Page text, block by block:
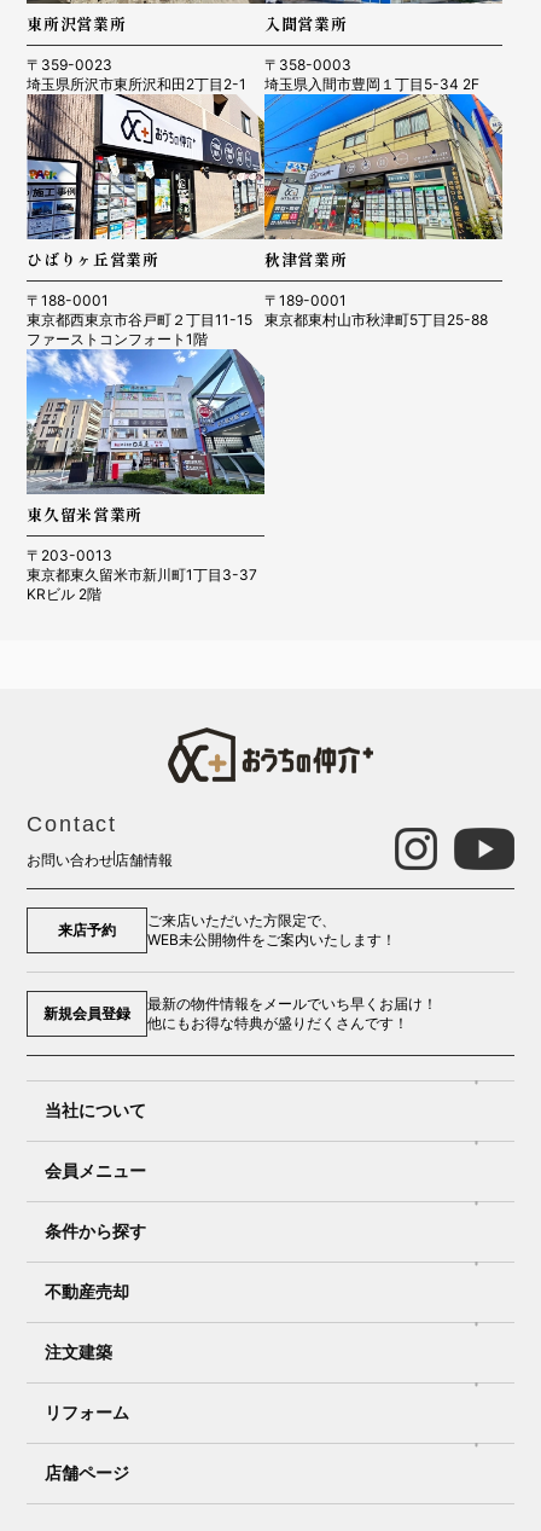
東所沢営業所
〒359-0023
埼玉県所沢市東所沢和田2丁目2-1
入間営業所
〒358-0003
埼玉県入間市豊岡１丁目5-34 2F
ひばりヶ丘営業所
〒188-0001
東京都西東京市谷戸町２丁目11-15
ファーストコンフォート1階
秋津営業所
〒189-0001
東京都東村山市秋津町5丁目25-88
東久留米営業所
〒203-0013
東京都東久留米市新川町1丁目3-37
KRビル 2階
Contact
お問い合わせ店舗情報
来店予約
ご来店いただいた方限定で、
WEB未公開物件をご案内いたします！
新規会員登録
最新の物件情報をメールでいち早くお届け！
他にもお得な特典が盛りだくさんです！
当社について
会員メニュー
条件から探す
不動産売却
注文建築
リフォーム
店舗ページ